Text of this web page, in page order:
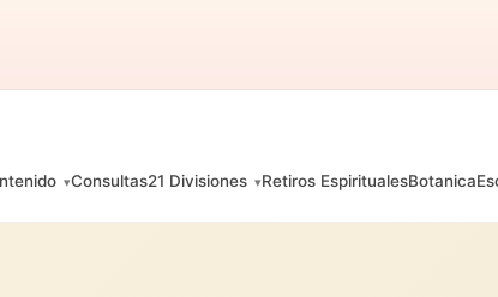
Consultas21 Divisiones Retiros EspiritualesBotanica